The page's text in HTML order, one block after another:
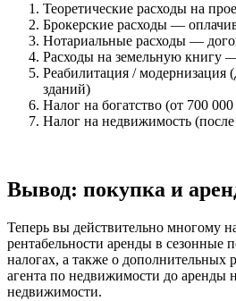
Теоретические расходы на
Брокерские расходы —
Нотариальные расходы —
Расходы на земельную книгу
Реабилитация / модернизация
зданий)
Налог на богатство (от 700
Налог на недвижимость
Вывод: покупка и
Теперь вы действительно многому
рентабельности аренды в сезонные
налогах, а также о дополнительных
агента по недвижимости до аренды
недвижимости.